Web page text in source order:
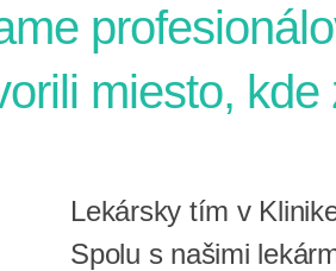
miesto,
Lekársky tím v
Spolu s našimi